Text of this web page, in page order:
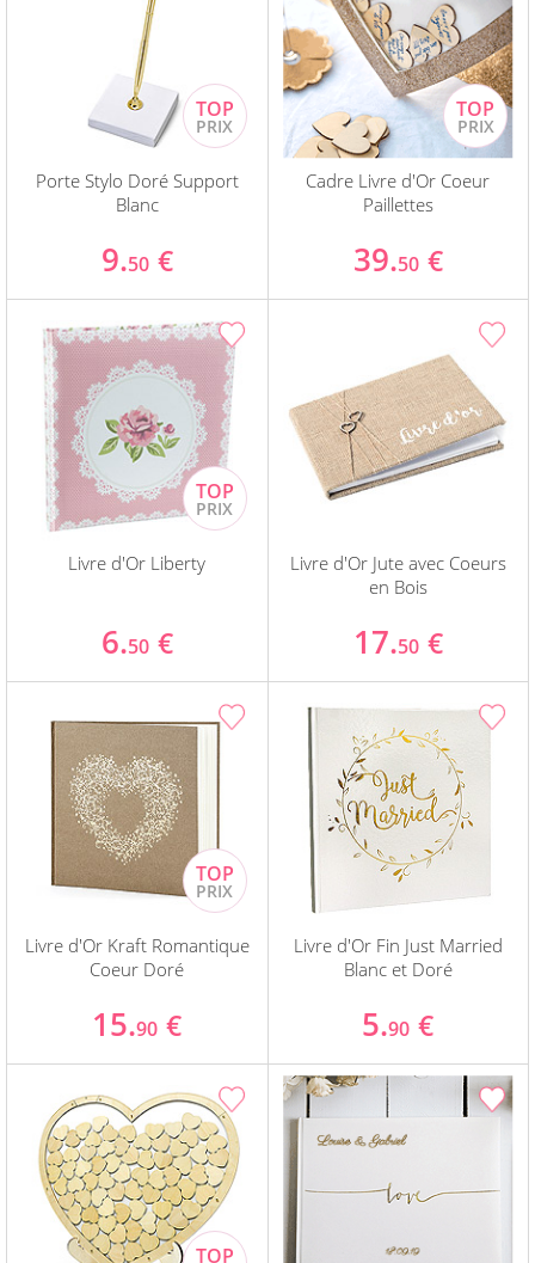
Porte Stylo Doré Support
Blanc
9.50 €
Cadre Livre d'Or Coeur
Paillettes
39.50 €
Livre d'Or Liberty
6.50 €
Livre d'Or Jute avec Coeurs
en Bois
17.50 €
Livre d'Or Kraft Romantique
Coeur Doré
15.90 €
Livre d'Or Fin Just Married
Blanc et Doré
5.90 €